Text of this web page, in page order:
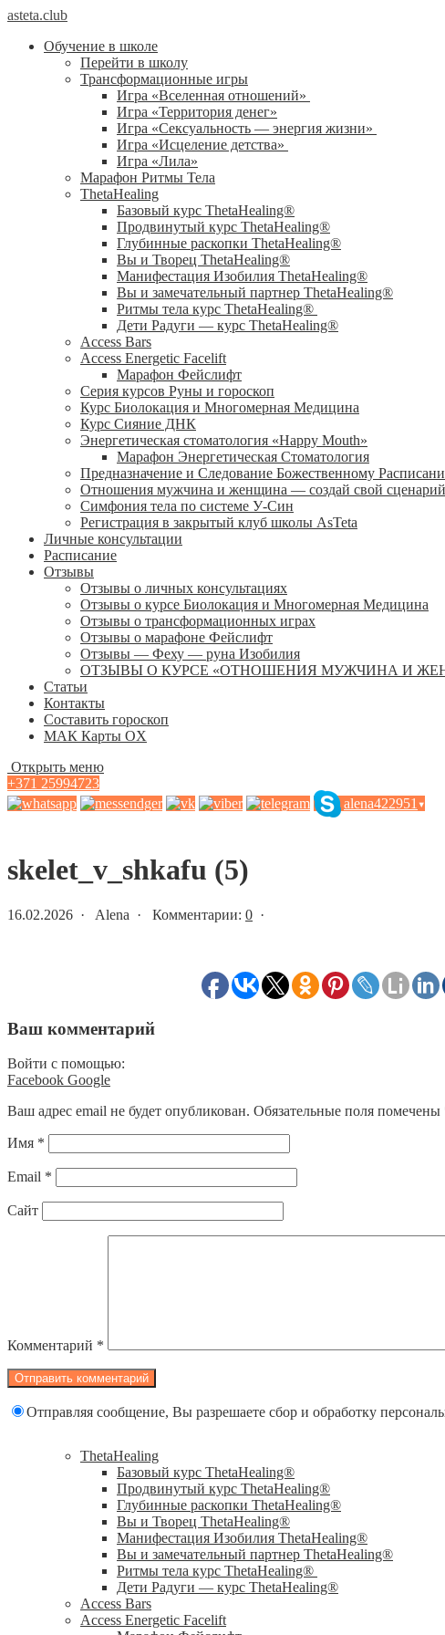
asteta.club
Обучение в школе
Перейти в школу
Трансформационные игры
Игра «Вселенная отношений»
Игра «Территория денег»
Игра «Сексуальность — энергия жизни»
Игра «Исцеление детства»
Игра «Лила»
Марафон Ритмы Тела
ThetaHealing
Базовый курс ThetaHealing®
Продвинутый курс ThetaHealing®
Глубинные раскопки ThetaHealing®
Вы и Творец ThetaHealing®
Манифестация Изобилия ThetaHealing®
Вы и замечательный партнер ThetaHealing®
Ритмы тела курс ThetaHealing®
Дети Радуги — курс ThetaHealing®
Access Bars
Access Energetic Facelift
Марафон Фейслифт
Серия курсов Руны и гороскоп
Курс Биолокация и Многомерная Медицина
Курс Сияние ДНК
Энергетическая стоматология «Happy Mouth»
Марафон Энергетическая Cтоматология
Предназначение и Следование Божественному
Отношения мужчина и женщина — создай свой сценарий
Симфония тела по системе У-Син
Регистрация в закрытый клуб школы AsTeta
Личные консультации
Расписание
Отзывы
Отзывы о личных консультациях
Отзывы о курсе Биолокация и Многомерная Медицина
Отзывы о трансформационных играх
Отзывы о марафоне Фейслифт
Отзывы — Феху — руна Изобилия
ОТЗЫВЫ О КУРСЕ «ОТНОШЕНИЯ МУЖЧИНА И
Статьи
Контакты
Составить гороскоп
МАК Карты OХ
Открыть меню
+371 25994723
alena422951 ▾
skelet_v_shkafu (5)
16.02.2026 · Alena · Комментарии: 0 ·
Ваш комментарий
Войти с помощью:
Facebook Google
Ваш адрес email не будет опубликован. Обязательные поля помечены
Имя *
Email *
Сайт
Комментарий *
Отправляя сообщение, Вы разрешаете сбор и обработку
ThetaHealing
Базовый курс ThetaHealing®
Продвинутый курс ThetaHealing®
Глубинные раскопки ThetaHealing®
Вы и Творец ThetaHealing®
Манифестация Изобилия ThetaHealing®
Вы и замечательный партнер ThetaHealing®
Ритмы тела курс ThetaHealing®
Дети Радуги — курс ThetaHealing®
Access Bars
Access Energetic Facelift